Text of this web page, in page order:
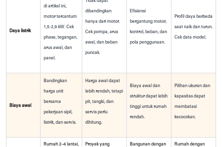
Daya listrik
di artikel ini,
motor tercantum
1,5-2,9 kW. Cek
phase, tegangan,
arus awal, dan
panel.
dibandingkan
hanya dari motor.
Cek pompa, arus
awal, dan beban
puncak.
Efisiensi
bergantung motor,
kontrol, beban, dan
pola penggunaan.
Profil daya berbeda
saat naik dan turun.
Cek data model.
Biaya awal
Bandingkan
harga unit
bersama
pekerjaan sipil,
listrik, dan servis.
Harga awal dapat
lebih rendah, tetapi
pit, tangki, dan
servis perlu
dihitung.
Biaya awal dan
struktur dapat lebih
tinggi untuk rumah
rendah.
Pilihan ukuran dan
kapasitas dapat
membatasi
kecocokan.
Rumah 2–4 lantai, Proyek yang Bangunan dengan Rumah dengan